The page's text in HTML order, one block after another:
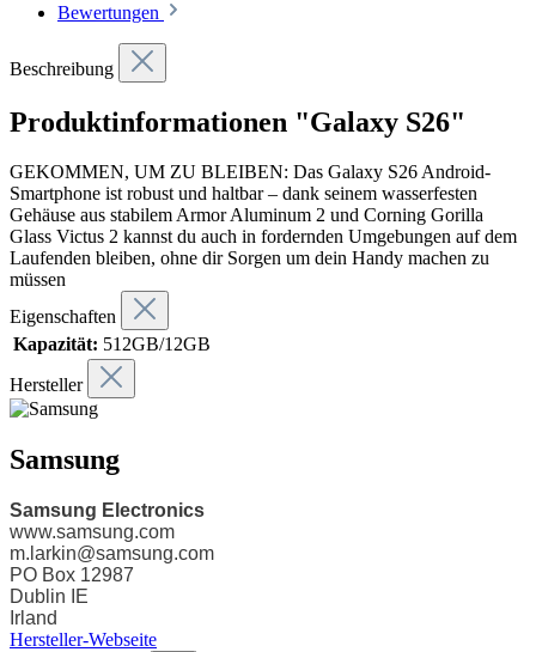
Bewertungen
Beschreibung
Produktinformationen "Galaxy S26"
GEKOMMEN, UM ZU BLEIBEN: Das Galaxy S26 Android-
Smartphone ist robust und haltbar – dank seinem wasserfesten
Gehäuse aus stabilem Armor Aluminum 2 und Corning Gorilla
Glass Victus 2 kannst du auch in fordernden Umgebungen auf dem
Laufenden bleiben, ohne dir Sorgen um dein Handy machen zu
müssen
Eigenschaften
Kapazität: 512GB/12GB
Hersteller
Samsung
Samsung Electronics
www.samsung.com
m.larkin@samsung.com
PO Box 12987
Dublin IE
Irland
Hersteller-Webseite